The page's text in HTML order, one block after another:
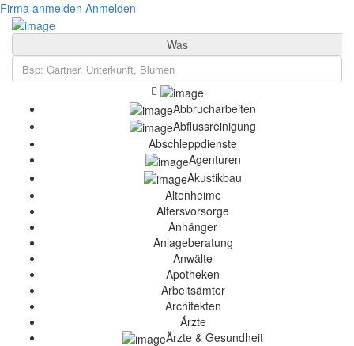
Firma anmelden Anmelden
Was
Abbrucharbeiten
Abflussreinigung
Abschleppdienste
Agenturen
Akustikbau
Altenheime
Altersvorsorge
Anhänger
Anlageberatung
Anwälte
Apotheken
Arbeitsämter
Architekten
Ärzte
Ärzte & Gesundheit